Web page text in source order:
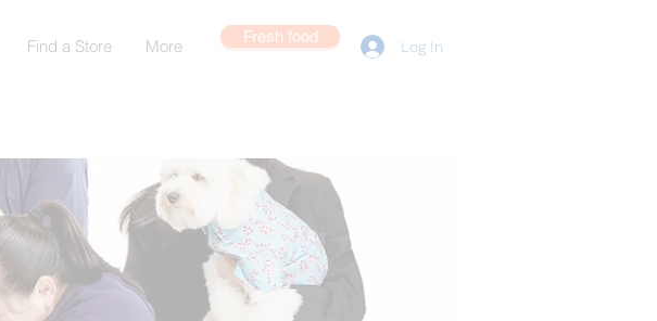
Find a Store More Log In
Fresh food